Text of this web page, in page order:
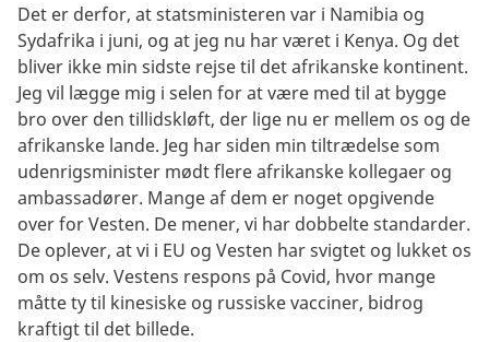
Det er derfor, at statsministeren var i Namibia og
Sydafrika i juni, og at jeg nu har været i Kenya. Og det
bliver ikke min sidste rejse til det afrikanske kontinent.
Jeg vil lægge mig i selen for at være med til at bygge
bro over den tillidskløft, der lige nu er mellem os og de
afrikanske lande. Jeg har siden min tiltrædelse som
udenrigsminister mødt flere afrikanske kollegaer og
ambassadører. Mange af dem er noget opgivende
over for Vesten. De mener, vi har dobbelte standarder.
De oplever, at vi i EU og Vesten har svigtet og lukket os
om os selv. Vestens respons på Covid, hvor mange
måtte ty til kinesiske og russiske vacciner, bidrog
kraftigt til det billede.